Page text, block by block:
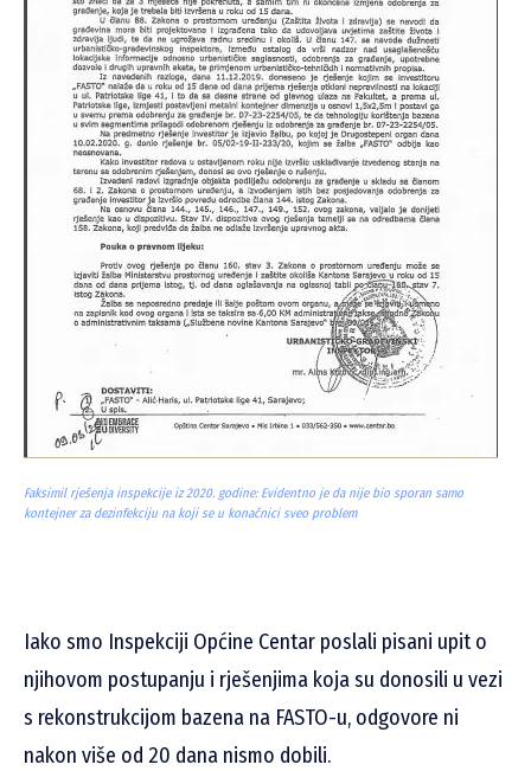
Faksimil rješenja inspekcije iz 2020. godine: Evidentno je da nije bio sporan samo
kontejner za dezinfekciju na koji se u konačnici sveo problem
Iako smo Inspekciji Općine Centar poslali pisani upit o
njihovom postupanju i rješenjima koja su donosili u vezi
s rekonstrukcijom bazena na FASTO-u, odgovore ni
nakon više od 20 dana nismo dobili.